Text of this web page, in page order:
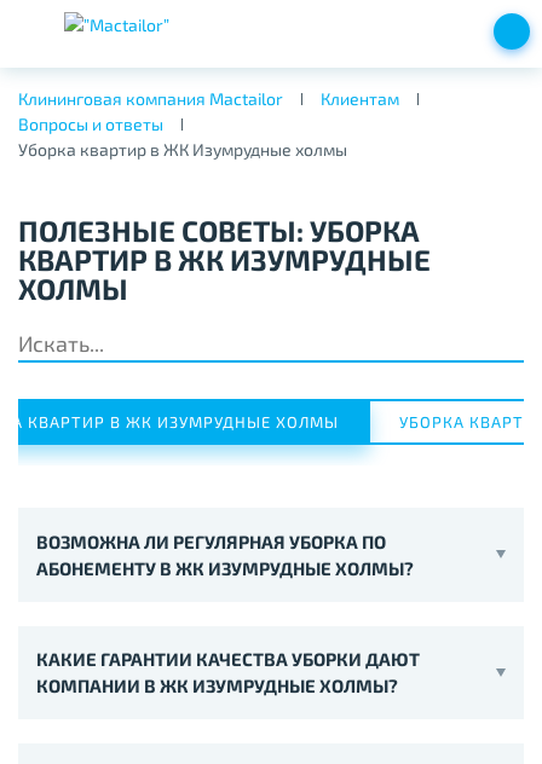
Клининговая компания Mactailor
Клиентам
Вопросы и ответы
Уборка квартир в ЖК Изумрудные холмы
ПОЛЕЗНЫЕ СОВЕТЫ: УБОРКА
КВАРТИР В ЖК ИЗУМРУДНЫЕ
ХОЛМЫ
КВАРТИР В ЖК ИЗУМРУДНЫЕ ХОЛМЫ УБОРКА
ВОЗМОЖНА ЛИ РЕГУЛЯРНАЯ УБОРКА ПО
АБОНЕМЕНТУ В ЖК ИЗУМРУДНЫЕ ХОЛМЫ?
КАКИЕ ГАРАНТИИ КАЧЕСТВА УБОРКИ ДАЮТ
КОМПАНИИ В ЖК ИЗУМРУДНЫЕ ХОЛМЫ?